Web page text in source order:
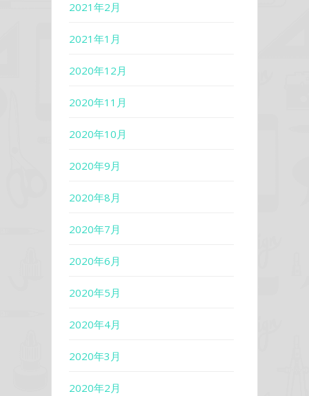
2021年2月
2021年1月
2020年12月
2020年11月
2020年10月
2020年9月
2020年8月
2020年7月
2020年6月
2020年5月
2020年4月
2020年3月
2020年2月